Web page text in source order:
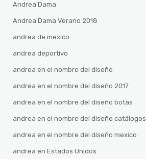
Andrea Dama
Andrea Dama Verano 2018
andrea de mexico
andrea deportivo
andrea en el nombre del diseño
andrea en el nombre del diseño 2017
andrea en el nombre del diseño botas
andrea en el nombre del diseño catálogos
andrea en el nombre del diseño mexico
andrea en Estados Unidos